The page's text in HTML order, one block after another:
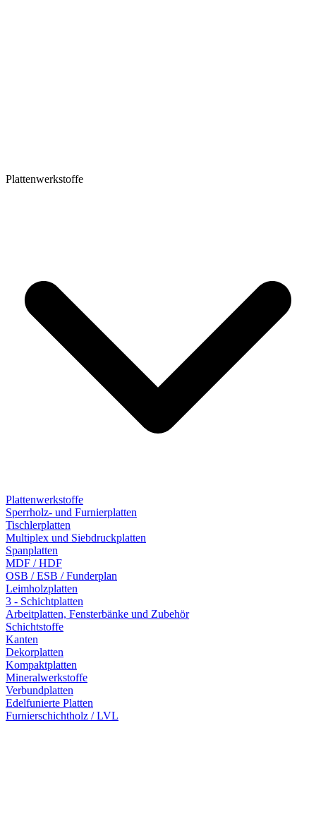
Plattenwerkstoffe
Plattenwerkstoffe
Sperrholz- und Furnierplatten
Tischlerplatten
Multiplex und Siebdruckplatten
Spanplatten
MDF / HDF
OSB / ESB / Funderplan
Leimholzplatten
3 - Schichtplatten
Arbeitplatten, Fensterbänke und Zubehör
Schichtstoffe
Kanten
Dekorplatten
Kompaktplatten
Mineralwerkstoffe
Verbundplatten
Edelfunierte Platten
Furnierschichtholz / LVL